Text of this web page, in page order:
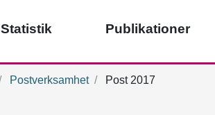
Statistik Publikationer
Postverksamhet Post 2017